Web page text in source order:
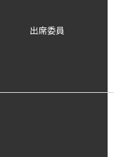
出席委員